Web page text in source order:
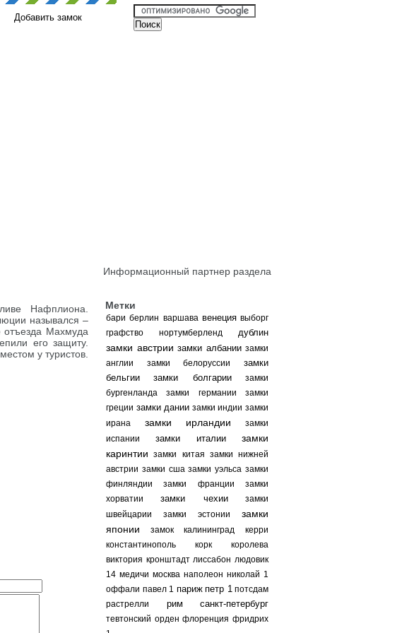
Добавить замок
Нафплиона.
назывался –
Махмуда
его защиту.
у туристов.
Информационный партнер раздела
Метки
бари берлин варшава венеция выборг
графство нортумберленд
дублин
замки австрии замки албании замки
англии
замки белоруссии
замки
бельгии
замки болгарии
замки
бургенланда
замки германии
замки
греции замки дании замки индии замки
ирана
замки ирландии
замки
испании
замки италии
замки
каринтии замки китая замки нижней
австрии замки сша замки уэльса замки
финляндии
замки франции
замки
хорватии
замки чехии
замки
швейцарии
замки эстонии
замки
японии
замок калининград
керри
константинополь
корк
королева
виктория кронштадт лиссабон людовик
14 медичи москва наполеон николай 1
оффали павел 1 париж петр 1 потсдам
растрелли
рим санкт-петербург
тевтонский орден флоренция фридрих